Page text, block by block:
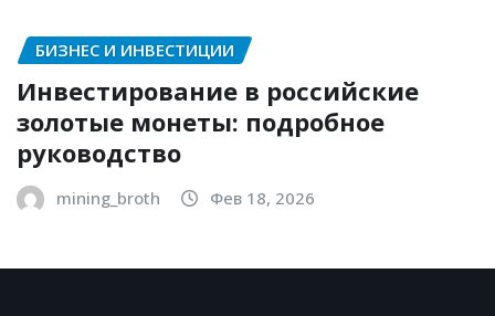
БИЗНЕС И ИНВЕСТИЦИИ
Инвестирование в российские
золотые монеты: подробное
руководство
mining_broth Фев 18, 2026